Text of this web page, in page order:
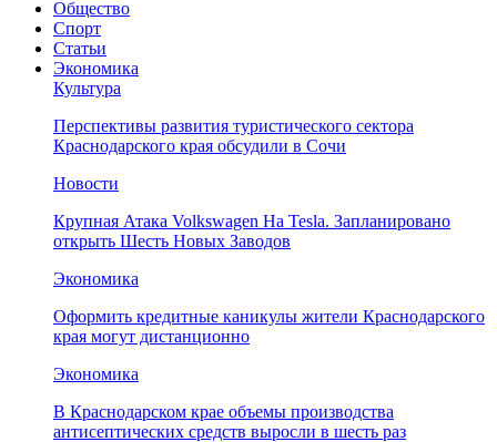
Общество
Спорт
Статьи
Экономика
Культура
Перспективы развития туристического сектора
Краснодарского края обсудили в Сочи
Новости
Крупная Атака Volkswagen На Tesla. Запланировано
открыть Шесть Новых Заводов
Экономика
Оформить кредитные каникулы жители Краснодарского
края могут дистанционно
Экономика
В Краснодарском крае объемы производства
антисептических средств выросли в шесть раз